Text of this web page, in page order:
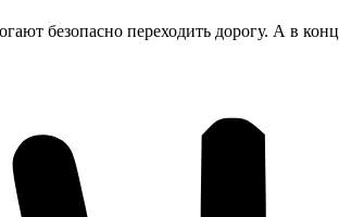
безопасно переходить дорогу. А в